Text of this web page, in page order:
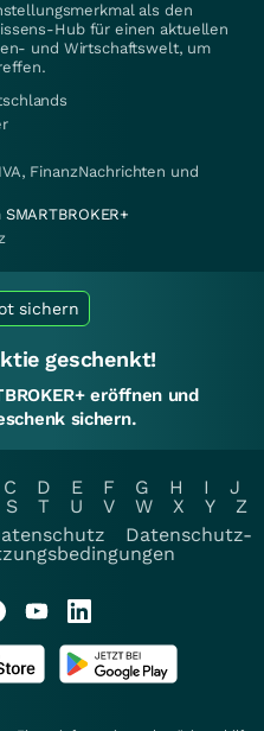
als den
Hub für einen aktuellen
und Wirtschaftswelt, um
FinanzNachrichten und
SMARTBROKER+
sichern
geschenkt!
eröffnen und
sichern.
C D E F G H I
J
S T U V W X Y
Z
Datenschutz-